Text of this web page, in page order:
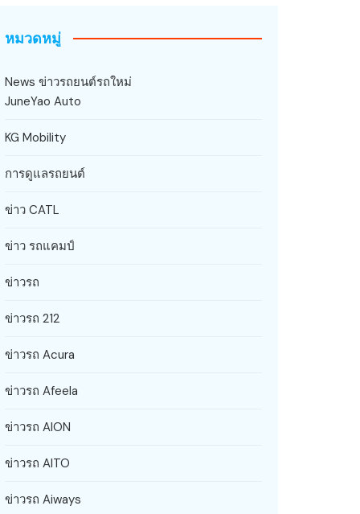
หมวดหมู่
News ข่าวรถยนต์รถใหม่
JuneYao Auto
KG Mobility
การดูแลรถยนต์
ข่าว CATL
ข่าว รถแคมป์
ข่าวรถ
ข่าวรถ 212
ข่าวรถ Acura
ข่าวรถ Afeela
ข่าวรถ AION
ข่าวรถ AITO
ข่าวรถ Aiways